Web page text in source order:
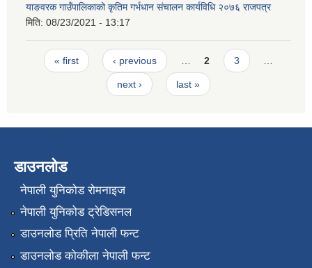
याङवरक गाउँपालिकाको कृतिम गर्भधान संचालन कार्यविधि २०७६ राजपत्र
मिति: 08/23/2021 - 13:17
Pages
« first ‹ previous 2 3
next › last »
डाउनलोड
नेपाली युनिकोड रोमनाइज
नेपाली युनिकोड ट्रेडिसनल
डाउनलोड प्रिति नेपाली फन्ट
डाउनलोड कोकीला नेपाली फन्ट